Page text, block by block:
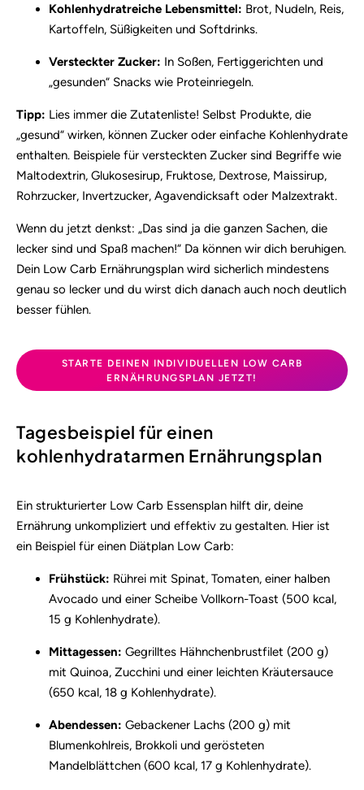
Kohlenhydratreiche Lebensmittel: Brot, Nudeln, Reis,
Kartoffeln, Süßigkeiten und Softdrinks.
Versteckter Zucker: In Soßen, Fertiggerichten und
„gesunden“ Snacks wie Proteinriegeln.
Tipp: Lies immer die Zutatenliste! Selbst Produkte, die
„gesund“ wirken, können Zucker oder einfache Kohlenhydrate
enthalten. Beispiele für versteckten Zucker sind Begriffe wie
Maltodextrin, Glukosesirup, Fruktose, Dextrose, Maissirup,
Rohrzucker, Invertzucker, Agavendicksaft oder Malzextrakt.
Wenn du jetzt denkst: „Das sind ja die ganzen Sachen, die
lecker sind und Spaß machen!“ Da können wir dich beruhigen.
Dein Low Carb Ernährungsplan wird sicherlich mindestens
genau so lecker und du wirst dich danach auch noch deutlich
besser fühlen.
STARTE DEINEN INDIVIDUELLEN LOW CARB
ERNÄHRUNGSPLAN JETZT!
Tagesbeispiel für einen
kohlenhydratarmen Ernährungsplan
Ein strukturierter Low Carb Essensplan hilft dir, deine
Ernährung unkompliziert und effektiv zu gestalten. Hier ist
ein Beispiel für einen Diätplan Low Carb:
Frühstück: Rührei mit Spinat, Tomaten, einer halben
Avocado und einer Scheibe Vollkorn-Toast (500 kcal,
15 g Kohlenhydrate).
Mittagessen: Gegrilltes Hähnchenbrustfilet (200 g)
mit Quinoa, Zucchini und einer leichten Kräutersauce
(650 kcal, 18 g Kohlenhydrate).
Abendessen: Gebackener Lachs (200 g) mit
Blumenkohlreis, Brokkoli und gerösteten
Mandelblättchen (600 kcal, 17 g Kohlenhydrate).